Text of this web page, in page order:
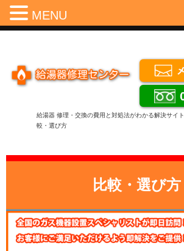
給湯器 修理・交換の費用と対処法がわかる解決サイト
較・選び方
比較・選び方
MENU
Menu